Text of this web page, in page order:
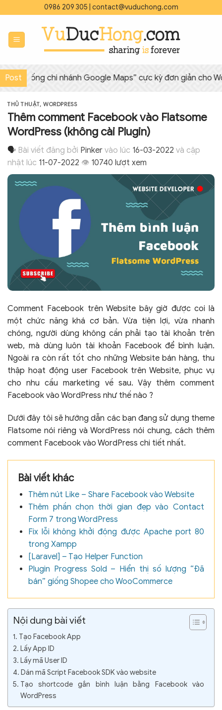
qua
nội
dung
0986 209 305 contact@vuduchong.com
Postchi nhánh Google Maps” cực kỳ đơn giản cho
THỦ THUẬT,WORDPRESS
Thêm comment Facebook vào Flatsome
WordPress (không cài Plugin)
🗣 Bài viết đăng bởi Pinker vào lúc 16-03-2022 và cập
nhật lúc 11-07-2022 👁 10740 lượt xem
Comment Facebook trên Website bây giờ được coi là
một chức năng khá cơ bản. Vừa tiện lợi, vừa nhanh
chóng, người dùng không cần phải tạo tài khoản trên
web, mà dùng luôn tài khoản Facebook để bình luận.
Ngoài ra còn rất tốt cho những Website bán hàng, thu
thập hoạt động user Facebook trên Website, phục vụ
cho nhu cầu marketing về sau. Vậy thêm comment
Facebook vào WordPress như thế nào ?
Dưới đây tôi sẽ hướng dẫn các bạn đang sử dụng theme
Flatsome nói riêng và WordPress nói chung, cách thêm
comment Facebook vào WordPress chi tiết nhất.
Bài viết khác
Thêm nút Like – Share Facebook vào Website
Thêm phần chọn thời gian đẹp vào Contact
Form 7 trong WordPress
Fix lỗi không khởi động được Apache port 80
trong Xampp
[Laravel] – Tạo Helper Function
Plugin Progress Sold – Hiển thị số lượng “Đã
bán” giống Shopee cho WooCommerce
Nội dung bài viết
Tạo Facebook App
Lấy App ID
Lấy mã User ID
Dán mã Script Facebook SDK vào website
Tạo shortcode gắn bình luận bằng Facebook vào
WordPress